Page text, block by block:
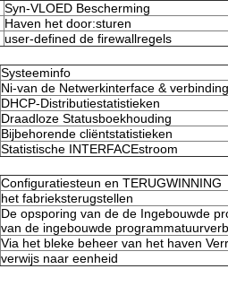
Syn-VLOED Bescherming
Haven het door:sturen
user-defined de firewallregels
Systeeminfo
Ni-van de Netwerkinterface &
DHCP-Distributiestatistieken
Draadloze Statusboekhouding
Bijbehorende cliëntstatistieken
Statistische INTERFACEstroom
Configuratiesteun en TERUGWINNING
het fabrieksterugstellen
De opsporing van de de Ingebouwde
van de ingebouwde
Via het bleke beheer van het haven
verwijs naar eenheid